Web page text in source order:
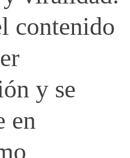
contenido
y se
en